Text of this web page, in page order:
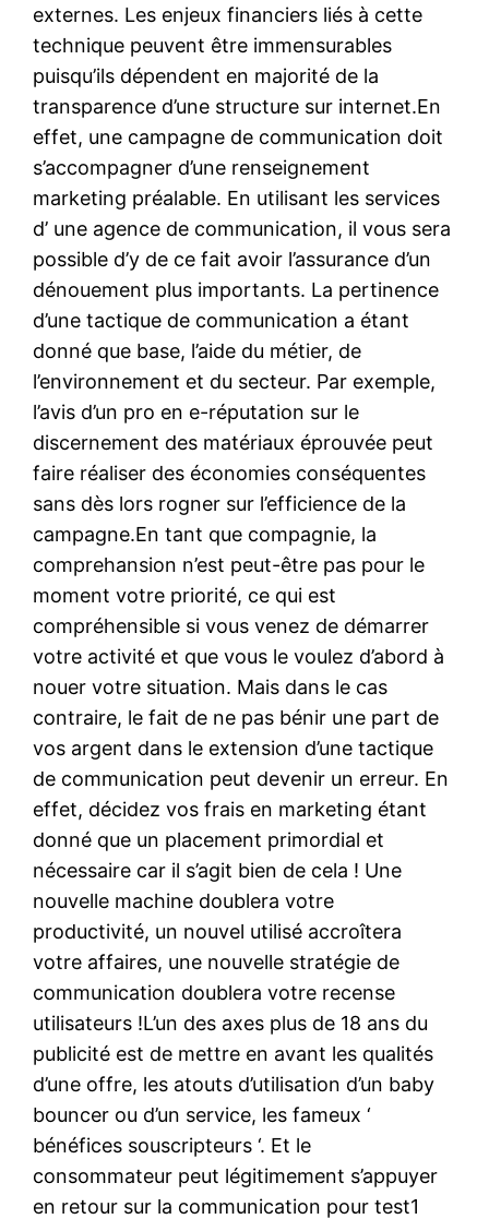
externes. Les enjeux financiers liés à cette
technique peuvent être immensurables
puisqu’ils dépendent en majorité de la
transparence d’une structure sur internet.En
effet, une campagne de communication doit
s’accompagner d’une renseignement
marketing préalable. En utilisant les services
d’ une agence de communication, il vous sera
possible d’y de ce fait avoir l’assurance d’un
dénouement plus importants. La pertinence
d’une tactique de communication a étant
donné que base, l’aide du métier, de
l’environnement et du secteur. Par exemple,
l’avis d’un pro en e-réputation sur le
discernement des matériaux éprouvée peut
faire réaliser des économies conséquentes
sans dès lors rogner sur l’efficience de la
campagne.En tant que compagnie, la
comprehansion n’est peut-être pas pour le
moment votre priorité, ce qui est
compréhensible si vous venez de démarrer
votre activité et que vous le voulez d’abord à
nouer votre situation. Mais dans le cas
contraire, le fait de ne pas bénir une part de
vos argent dans le extension d’une tactique
de communication peut devenir un erreur. En
effet, décidez vos frais en marketing étant
donné que un placement primordial et
nécessaire car il s’agit bien de cela ! Une
nouvelle machine doublera votre
productivité, un nouvel utilisé accroîtera
votre affaires, une nouvelle stratégie de
communication doublera votre recense
utilisateurs !L’un des axes plus de 18 ans du
publicité est de mettre en avant les qualités
d’une offre, les atouts d’utilisation d’un baby
bouncer ou d’un service, les fameux ‘
bénéfices souscripteurs ‘. Et le
consommateur peut légitimement s’appuyer
en retour sur la communication pour test1